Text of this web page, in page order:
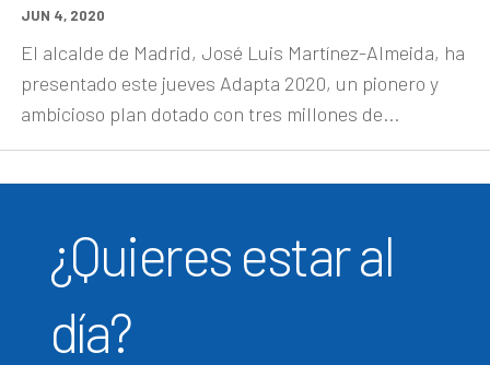
JUN 4, 2020
El alcalde de Madrid, José Luis Martínez-Almeida, ha
presentado este jueves Adapta 2020, un pionero y
ambicioso plan dotado con tres millones de...
¿Quieres estar al
día?